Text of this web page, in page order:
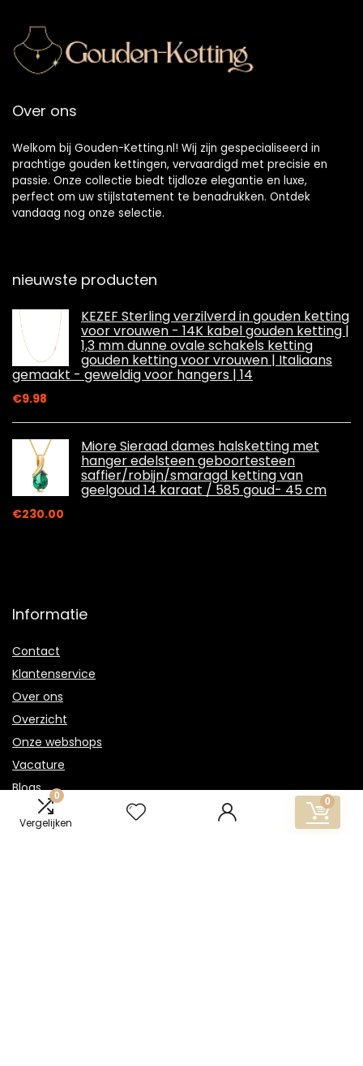
0
Vergelijken
0
Over ons
Welkom bij Gouden-Ketting.nl! Wij zijn gespecialiseerd in
prachtige gouden kettingen, vervaardigd met precisie en
passie. Onze collectie biedt tijdloze elegantie en luxe,
perfect om uw stijlstatement te benadrukken. Ontdek
vandaag nog onze selectie.
nieuwste producten
KEZEF Sterling verzilverd in gouden ketting
voor vrouwen - 14K kabel gouden ketting |
1,3 mm dunne ovale schakels ketting
gouden ketting voor vrouwen | Italiaans
gemaakt - geweldig voor hangers | 14
€9.98
Miore Sieraad dames halsketting met
hanger edelsteen geboortesteen
saffier/robijn/smaragd ketting van
geelgoud 14 karaat / 585 goud- 45 cm
€230.00
Informatie
Contact
Klantenservice
Over ons
Overzicht
Onze webshops
Vacature
Blogs
Privacybeleid
Adverteren